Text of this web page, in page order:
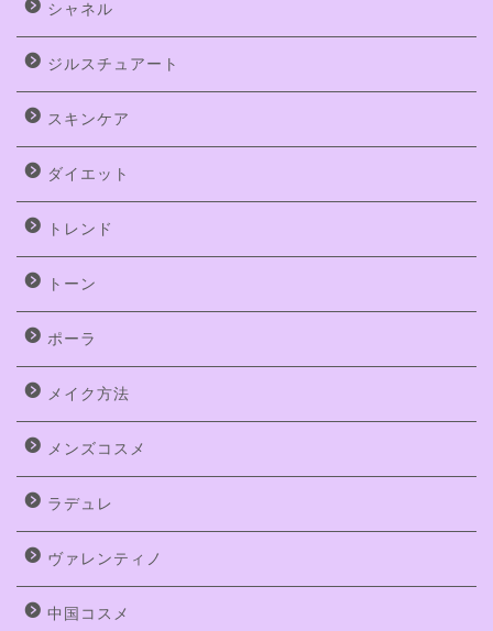
シャネル
ジルスチュアート
スキンケア
ダイエット
トレンド
トーン
ポーラ
メイク方法
メンズコスメ
ラデュレ
ヴァレンティノ
中国コスメ